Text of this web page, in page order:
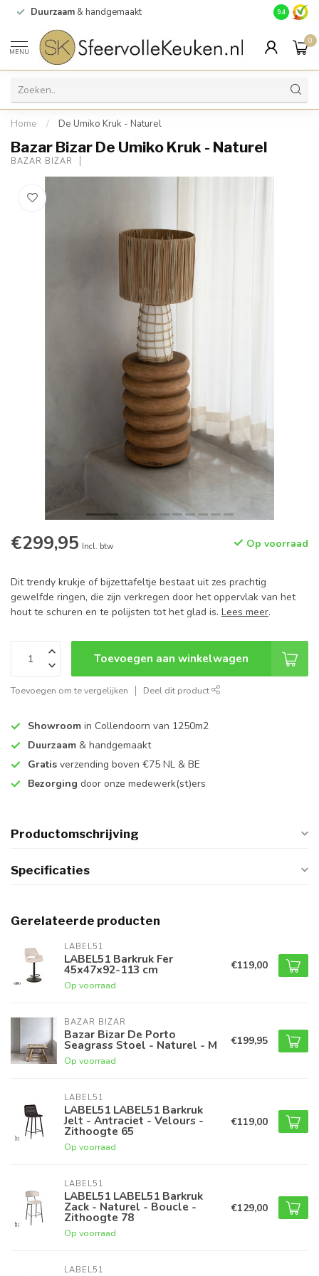
Duurzaam & handgemaakt Gratis
9.4
MENU
0
Home / De Umiko Kruk - Naturel
Bazar Bizar De Umiko Kruk - Naturel
BAZAR BIZAR
€299,95 Incl. btw Op voorraad
Dit trendy krukje of bijzettafeltje bestaat uit zes prachtig
gewelfde ringen, die zijn verkregen door het oppervlak van het
hout te schuren en te polijsten tot het glad is. Lees meer.
Toevoegen aan winkelwagen
Toevoegen om te vergelijken Deel dit product
Showroom in Collendoorn van 1250m2
Duurzaam & handgemaakt
Gratis verzending boven €75 NL & BE
Bezorging door onze medewerk(st)ers
Productomschrijving
Specificaties
Gerelateerde producten
LABEL51
LABEL51 Barkruk Fer
45x47x92-113 cm
Op voorraad
€119,00
BAZAR BIZAR
Bazar Bizar De Porto
Seagrass Stoel - Naturel - M
Op voorraad
€199,95
LABEL51
LABEL51 LABEL51 Barkruk
Jelt - Antraciet - Velours -
Zithoogte 65
Op voorraad
€119,00
LABEL51
LABEL51 LABEL51 Barkruk
Zack - Naturel - Boucle -
Zithoogte 78
Op voorraad
€129,00
LABEL51